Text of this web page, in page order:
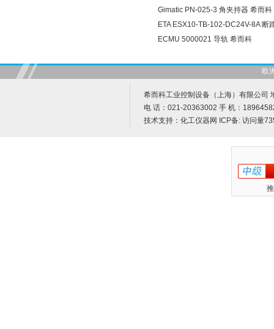
Gimatic PN-025-3 角夹持器 希而科
ETA ESX10-TB-102-DC24V-8A 断
ECMU 5000021 导轨 希而科
欧
希而科工业控制设备（上海）有限公司
电 话：021-20363002 手 机：
技术支持： 化工仪器网 ICP备: 访问量